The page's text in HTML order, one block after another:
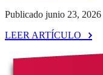
Publicado junio 23, 2026
LEER ARTÍCULO